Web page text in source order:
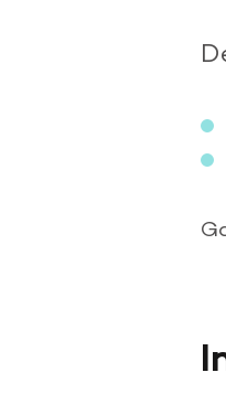
Geef periodiek